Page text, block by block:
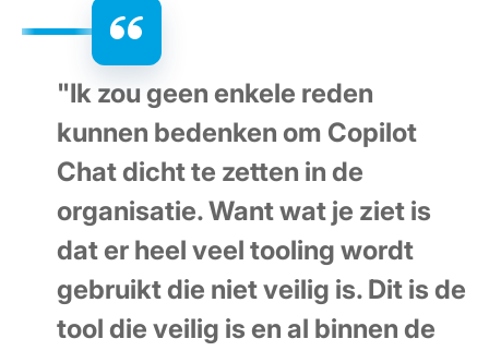
"Ik zou geen enkele reden
kunnen bedenken om Copilot
Chat dicht te zetten in de
organisatie. Want wat je ziet is
dat er heel veel tooling wordt
gebruikt die niet veilig is. Dit is de
tool die veilig is en al binnen de